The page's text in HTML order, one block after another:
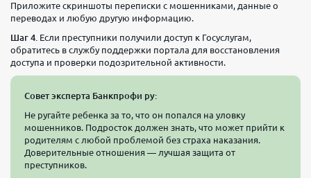
Приложите скриншоты переписки с мошенниками, данные о
переводах и любую другую информацию.
Шаг 4. Если преступники получили доступ к Госуслугам,
обратитесь в службу поддержки портала для восстановления
доступа и проверки подозрительной активности.
Совет эксперта Банкпрофи ру:
Не ругайте ребенка за то, что он попался на уловку
мошенников. Подросток должен знать, что может прийти к
родителям с любой проблемой без страха наказания.
Доверительные отношения — лучшая защита от
преступников.